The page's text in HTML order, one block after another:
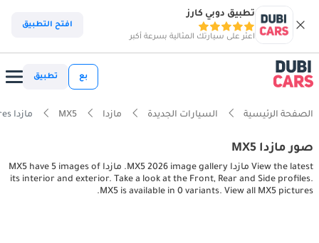
تطبيق دوبي كارز
اعثر على سيارتك المثالية بسرعة أكبر
افتح التطبيق
بع تطبيق
الصفحة الرئيسية السيارات الجديدة مازدا MX5 مازدا MX5 interior, exterior pictures
صور مازدا MX5
View the latest مازدا MX5 2026 image gallery. مازدا MX5 have 5 images of
its interior and exterior. Take a look at the Front, Rear and Side profiles.
MX5 is available in 0 variants. View all MX5 pictures.